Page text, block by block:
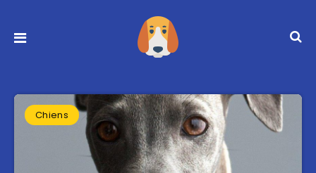
Chiens